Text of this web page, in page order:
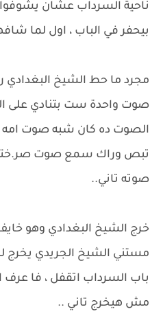
ناحية السرداب عشان
بيحفر في الباب ، اول لما
مجرد ما حط الشيخ البغدادي
صوت واحدة ست بتنادي على
الصوت ده كان شبه صوت امه ،
تبص وراك سمع صوت
صوته تاني..
خرج الشيخ البغدادي وهو
مستني الشيخ الجريدي
باب السرداب اتقفل ، فا عرف
مش هيخرج تاني ..